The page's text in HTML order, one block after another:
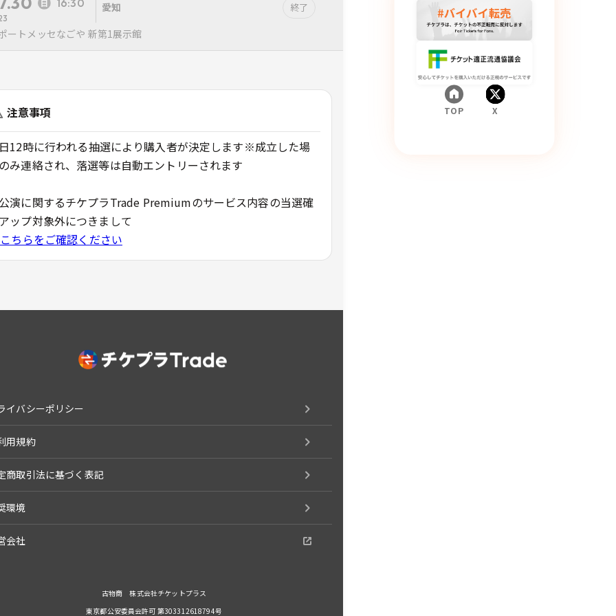
TOP X
16:30 愛知 終了
ートメッセなごや 新第1展示館
注意事項
12時に行われる抽選により購入者が決定します※成立した場
み連絡され、落選等は自動エントリーされます
演に関するチケプラTrade Premiumのサービス内容の当選確
ップ対象外につきまして
こちらをご確認ください
イバシーポリシー
用規約
商取引法に基づく表記
環境
会社
古物商 株式会社チケットプラス
東京都公安委員会許可 第303312618794号